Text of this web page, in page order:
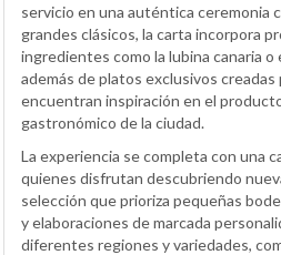
servicio en una auténtica ceremonia
grandes clásicos, la carta incorpora
ingredientes como la lubina canaria
además de platos exclusivos
encuentran inspiración en el
gastronómico de la ciudad.
La experiencia se completa con una
quienes disfrutan descubriendo
selección que prioriza pequeñas
y elaboraciones de marcada
diferentes regiones y variedades,